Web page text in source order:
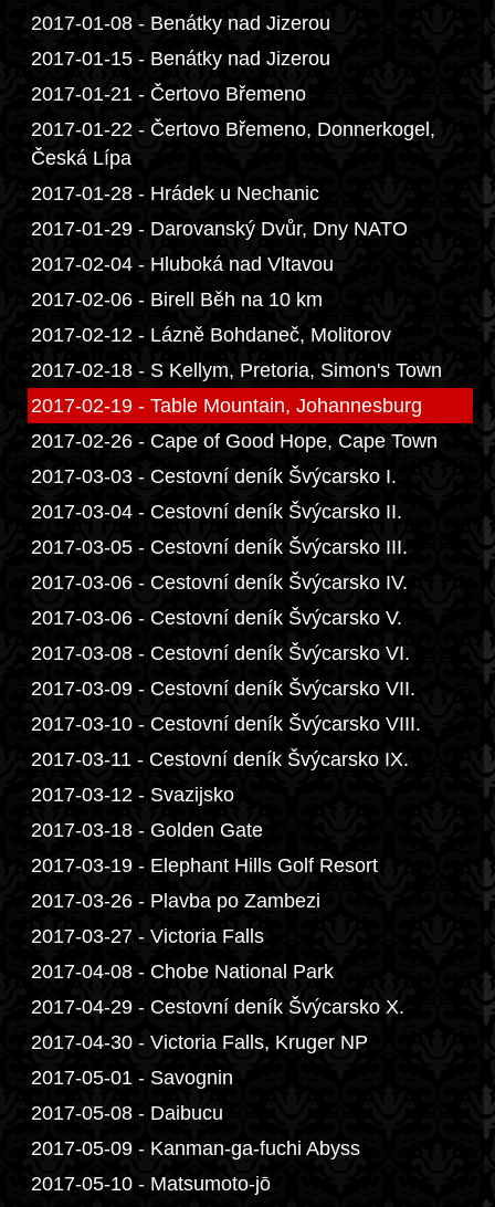
2017-01-08 - Benátky nad Jizerou
2017-01-15 - Benátky nad Jizerou
2017-01-21 - Čertovo Břemeno
2017-01-22 - Čertovo Břemeno, Donnerkogel,
Česká Lípa
2017-01-28 - Hrádek u Nechanic
2017-01-29 - Darovanský Dvůr, Dny NATO
2017-02-04 - Hluboká nad Vltavou
2017-02-06 - Birell Běh na 10 km
2017-02-12 - Lázně Bohdaneč, Molitorov
2017-02-18 - S Kellym, Pretoria, Simon's Town
2017-02-19 - Table Mountain, Johannesburg
2017-02-26 - Cape of Good Hope, Cape Town
2017-03-03 - Cestovní deník Švýcarsko I.
2017-03-04 - Cestovní deník Švýcarsko II.
2017-03-05 - Cestovní deník Švýcarsko III.
2017-03-06 - Cestovní deník Švýcarsko IV.
2017-03-06 - Cestovní deník Švýcarsko V.
2017-03-08 - Cestovní deník Švýcarsko VI.
2017-03-09 - Cestovní deník Švýcarsko VII.
2017-03-10 - Cestovní deník Švýcarsko VIII.
2017-03-11 - Cestovní deník Švýcarsko IX.
2017-03-12 - Svazijsko
2017-03-18 - Golden Gate
2017-03-19 - Elephant Hills Golf Resort
2017-03-26 - Plavba po Zambezi
2017-03-27 - Victoria Falls
2017-04-08 - Chobe National Park
2017-04-29 - Cestovní deník Švýcarsko X.
2017-04-30 - Victoria Falls, Kruger NP
2017-05-01 - Savognin
2017-05-08 - Daibucu
2017-05-09 - Kanman-ga-fuchi Abyss
2017-05-10 - Matsumoto-jō